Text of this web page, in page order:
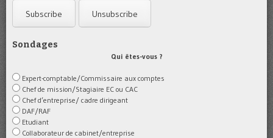
Sondages
Qui êtes-vous ?
Expert-comptable/Commissaire aux comptes
Chef de mission/Stagiaire EC ou CAC
Chef d’entreprise/ cadre dirigeant
DAF/RAF
Etudiant
Collaborateur de cabinet/entreprise